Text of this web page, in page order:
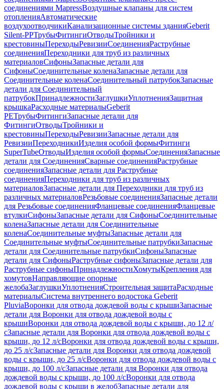
соединениями MapressВоздушные клапаны для систем
отопленияАвтоматические
воздухоотводчикиКанализационные системы зданияGeberit
Silent-PPТрубыФитингиОтводыТройники и
крестовиныПереходыРевизииСоединенияРаструбные
соединенияПереходники для труб из различных
материаловСифоныЗапасные детали для
СифоныСоединительные коленаЗапасные детали для
Соединительные коленаСоединительный патрубокЗапасные
детали для Соединительный
патрубокПринадлежностиЗаглушкиУплотненияЗащитная
крышкаРасходные материалыGeberit
PEТрубыФитингиЗапасные детали для
ФитингиОтводыТройники и
крестовиныПереходыРевизииЗапасные детали для
РевизииПереходникиИзделия особой формыФитинги
SuperTubeОтводыИзделия особой формыСоединенияЗапасные
детали для СоединенияСварные соединенияРаструбные
соединенияЗапасные детали для Раструбные
соединенияПереходники для труб из различных
материаловЗапасные детали для Переходники для труб из
различных материаловРезьбовые соединенияЗапасные детали
для Резьбовые соединенияФланцевые соединенияФланцевые
втулкиСифоныЗапасные детали для СифоныСоединительные
коленаЗапасные детали для Соединительные
коленаСоединительные муфтыЗапасные детали для
Соединительные муфтыСоединительные патрубкиЗапасные
детали для Соединительные патрубкиСифоныЗапасные
детали для СифоныРаструбные сифоныЗапасные детали для
Раструбные сифоныПринадлежностиХомутыКрепления для
хомутовНаправляющие опорные
желобаЗаглушкиУплотненияСтроительная защитаРасходные
материалыСистема внутреннего водостока Geberit
PluviaВоронки для отвода дождевой воды с крышиЗапасные
детали для Воронки для отвода дождевой воды с
крышиВоронки для отвода дождевой воды с крыши, до 12 л/
сЗапасные детали для Воронки для отвода дождевой воды с
крыши, до 12 л/сВоронки для отвода дождевой воды с крыши,
до 25 л/сЗапасные детали для Воронки для отвода дождевой
воды с крыши, до 25 л/сВоронки для отвода дождевой воды с
крыши, до 100 л/сЗапасные детали для Воронки для отвода
дождевой воды с крыши, до 100 л/сВоронки для отвода
дождевой воды с крыши в желобЗапасные детали для